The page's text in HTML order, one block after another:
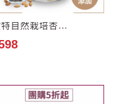
歐特自然栽培杏仁飲–零添加糖